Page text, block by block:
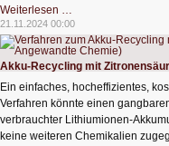
Weiterlesen …
befeuert
21.11.2024 00:00
Akku-Recycling mit
Ein einfaches, hocheffizientes,
Verfahren könnte einen
verbrauchter Lithiumionen-
keine weiteren Chemikalien